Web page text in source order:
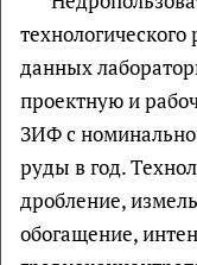
данных
проектную и
ЗИФ с
руды в год.
дробление,
обогащение,